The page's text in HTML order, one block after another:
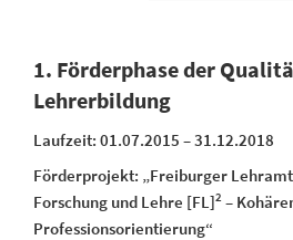
1. Förderphase der
Lehrerbildung
Laufzeit: 01.07.2015 – 31.12.2018
Förderprojekt: „Freiburger
Forschung und Lehre [FL]2 –
Professionsorientierung“